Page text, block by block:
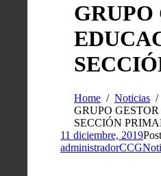
GRUPO
Home
Noticias
GRUPO
SECCIÓN
11 diciembre, 2019
administradorCCG